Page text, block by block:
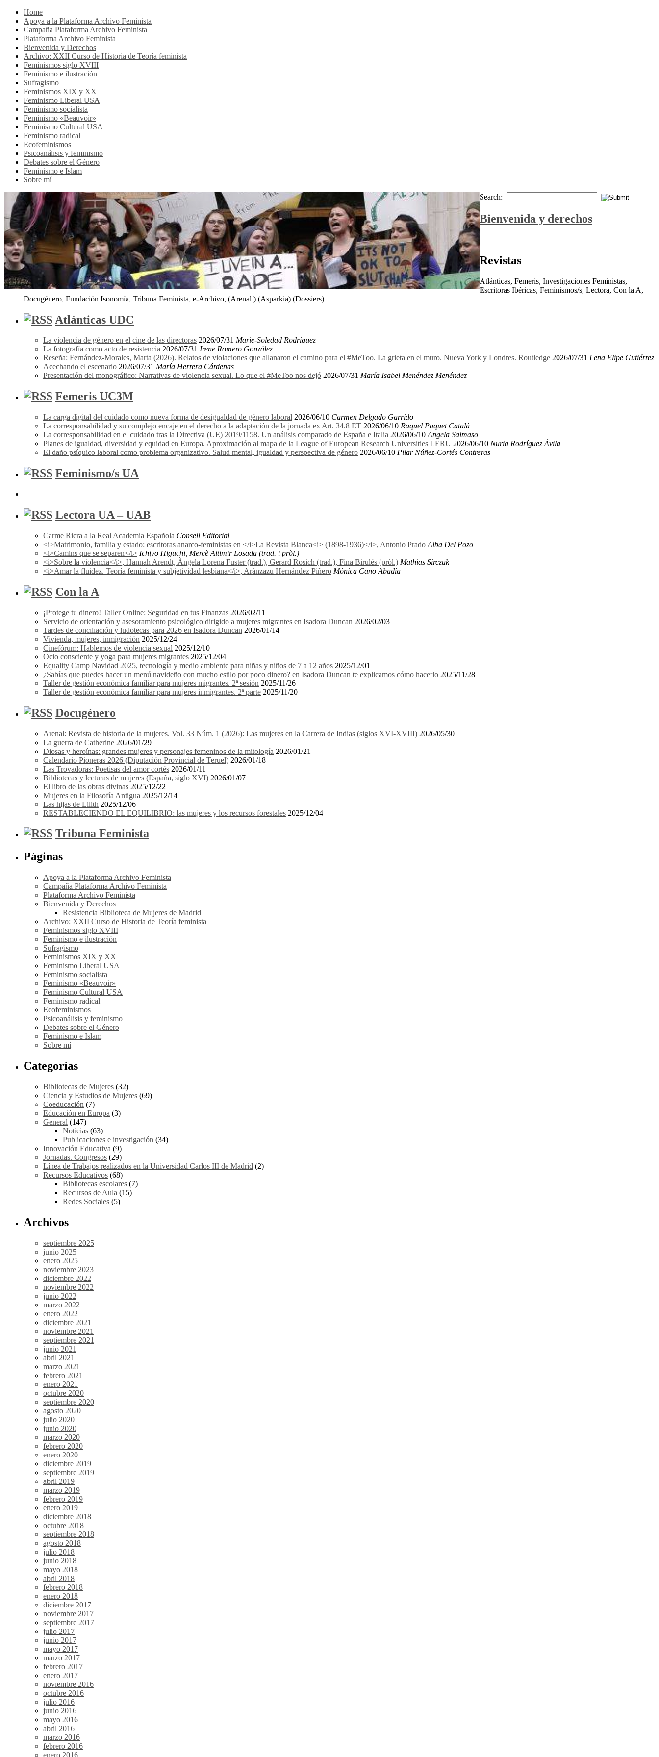
Home
Apoya a la Plataforma Archivo Feminista
Campaña Plataforma Archivo Feminista
Plataforma Archivo Feminista
Bienvenida y Derechos
Archivo: XXII Curso de Historia de Teoría feminista
Feminismos siglo XVIII
Feminismo e ilustración
Sufragismo
Feminismos XIX y XX
Feminismo Liberal USA
Feminismo socialista
Feminismo «Beauvoir»
Feminismo Cultural USA
Feminismo radical
Ecofeminismos
Psicoanálisis y feminismo
Debates sobre el Género
Feminismo e Islam
Sobre mí
Search:
Bienvenida y derechos
Revistas
Atlánticas, Femeris, Investigaciones Feministas,
Escritoras Ibéricas, Feminismos/s, Lectora, Con la A,
Docugénero, Fundación Isonomía, Tribuna Feminista, e-Archivo, (Arenal ) (Asparkia) (Dossiers)
Atlánticas UDC
La violencia de género en el cine de las directoras 2026/07/31 Marie-Soledad Rodriguez
La fotografía como acto de resistencia 2026/07/31 Irene Romero González
Reseña: Fernández-Morales, Marta (2026). Relatos de violaciones que allanaron el camino para el #MeToo. La grieta en el muro. Nueva York y Londres. Routledge 2026/07/31 Lena Elipe Gutiérrez
Acechando el escenario 2026/07/31 María Herrera Cárdenas
Presentación del monográfico: Narrativas de violencia sexual. Lo que el #MeToo nos dejó 2026/07/31 María Isabel Menéndez Menéndez
Femeris UC3M
La carga digital del cuidado como nueva forma de desigualdad de género laboral 2026/06/10 Carmen Delgado Garrido
La corresponsabilidad y su complejo encaje en el derecho a la adaptación de la jornada ex Art. 34.8 ET 2026/06/10 Raquel Poquet Catalá
La corresponsabilidad en el cuidado tras la Directiva (UE) 2019/1158. Un análisis comparado de España e Italia 2026/06/10 Angela Salmaso
Planes de igualdad, diversidad y equidad en Europa. Aproximación al mapa de la League of European Research Universities LERU 2026/06/10 Nuria Rodríguez Ávila
El daño psíquico laboral como problema organizativo. Salud mental, igualdad y perspectiva de género 2026/06/10 Pilar Núñez-Cortés Contreras
Feminismo/s UA
Lectora UA – UAB
Carme Riera a la Real Academia Española Consell Editorial
<i>Matrimonio, familia y estado: escritoras anarco-feministas en </i>La Revista Blanca<i> (1898-1936)</i>, Antonio Prado Alba Del Pozo
<i>Camins que se separen</i> Ichiyo Higuchi, Mercè Altimir Losada (trad. i pròl.)
<i>Sobre la violencia</i>, Hannah Arendt, Àngela Lorena Fuster (trad.), Gerard Rosich (trad.), Fina Birulés (pròl.) Mathias Sirczuk
<i>Amar la fluidez. Teoría feminista y subjetividad lesbiana</i>, Aránzazu Hernández Piñero Mónica Cano Abadía
Con la A
¡Protege tu dinero! Taller Online: Seguridad en tus Finanzas 2026/02/11
Servicio de orientación y asesoramiento psicológico dirigido a mujeres migrantes en Isadora Duncan 2026/02/03
Tardes de conciliación y ludotecas para 2026 en Isadora Duncan 2026/01/14
Vivienda, mujeres, inmigración 2025/12/24
Cinefórum: Hablemos de violencia sexual 2025/12/10
Ocio consciente y yoga para mujeres migrantes 2025/12/04
Equality Camp Navidad 2025, tecnología y medio ambiente para niñas y niños de 7 a 12 años 2025/12/01
¿Sabías que puedes hacer un menú navideño con mucho estilo por poco dinero? en Isadora Duncan te explicamos cómo hacerlo 2025/11/28
Taller de gestión económica familiar para mujeres migrantes. 2ª sesión 2025/11/26
Taller de gestión económica familiar para mujeres inmigrantes. 2ª parte 2025/11/20
Docugénero
Arenal: Revista de historia de la mujeres. Vol. 33 Núm. 1 (2026): Las mujeres en la Carrera de Indias (siglos XVI-XVIII) 2026/05/30
La guerra de Catherine 2026/01/29
Diosas y heroínas: grandes mujeres y personajes femeninos de la mitología 2026/01/21
Calendario Pioneras 2026 (Diputación Provincial de Teruel) 2026/01/18
Las Trovadoras: Poetisas del amor cortés 2026/01/11
Bibliotecas y lecturas de mujeres (España, siglo XVI) 2026/01/07
El libro de las obras divinas 2025/12/22
Mujeres en la Filosofía Antigua 2025/12/14
Las hijas de Lilith 2025/12/06
RESTABLECIENDO EL EQUILIBRIO: las mujeres y los recursos forestales 2025/12/04
Tribuna Feminista
Páginas
Apoya a la Plataforma Archivo Feminista
Campaña Plataforma Archivo Feminista
Plataforma Archivo Feminista
Bienvenida y Derechos
Resistencia Biblioteca de Mujeres de Madrid
Archivo: XXII Curso de Historia de Teoría feminista
Feminismos siglo XVIII
Feminismo e ilustración
Sufragismo
Feminismos XIX y XX
Feminismo Liberal USA
Feminismo socialista
Feminismo «Beauvoir»
Feminismo Cultural USA
Feminismo radical
Ecofeminismos
Psicoanálisis y feminismo
Debates sobre el Género
Feminismo e Islam
Sobre mí
Categorías
Bibliotecas de Mujeres (32)
Ciencia y Estudios de Mujeres (69)
Coeducación (7)
Educación en Europa (3)
General (147)
Noticias (63)
Publicaciones e investigación (34)
Innovación Educativa (9)
Jornadas. Congresos (29)
Línea de Trabajos realizados en la Universidad Carlos III de Madrid (2)
Recursos Educativos (68)
Bibliotecas escolares (7)
Recursos de Aula (15)
Redes Sociales (5)
Archivos
septiembre 2025
junio 2025
enero 2025
noviembre 2023
diciembre 2022
noviembre 2022
junio 2022
marzo 2022
enero 2022
diciembre 2021
noviembre 2021
septiembre 2021
junio 2021
abril 2021
marzo 2021
febrero 2021
enero 2021
octubre 2020
septiembre 2020
agosto 2020
julio 2020
junio 2020
marzo 2020
febrero 2020
enero 2020
diciembre 2019
septiembre 2019
abril 2019
marzo 2019
febrero 2019
enero 2019
diciembre 2018
octubre 2018
septiembre 2018
agosto 2018
julio 2018
junio 2018
mayo 2018
abril 2018
febrero 2018
enero 2018
diciembre 2017
noviembre 2017
septiembre 2017
julio 2017
junio 2017
mayo 2017
marzo 2017
febrero 2017
enero 2017
noviembre 2016
octubre 2016
julio 2016
junio 2016
mayo 2016
abril 2016
marzo 2016
febrero 2016
enero 2016